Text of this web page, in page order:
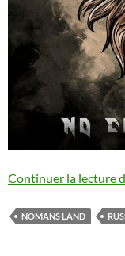
Continuer la lecture
NOMANS LAND